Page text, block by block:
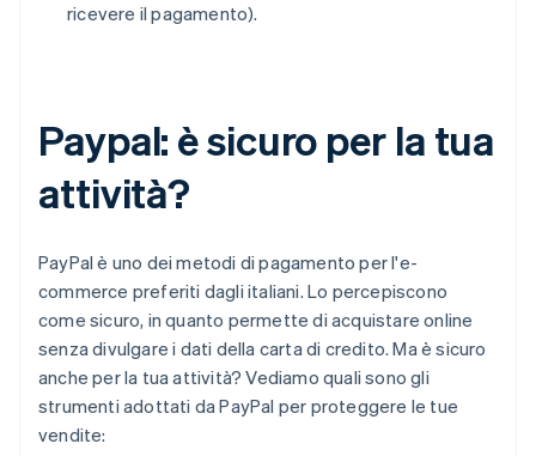
ricevere il pagamento).
Paypal: è sicuro per la tua
attività?
PayPal è uno dei metodi di pagamento per l'e-
commerce preferiti dagli italiani. Lo percepiscono
come sicuro, in quanto permette di acquistare online
senza divulgare i dati della carta di credito. Ma è sicuro
anche per la tua attività? Vediamo quali sono gli
strumenti adottati da PayPal per proteggere le tue
vendite: